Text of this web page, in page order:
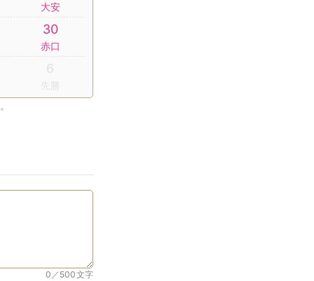
大安
30
赤口
6
先勝
0／500文字